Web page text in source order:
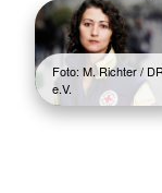
Foto: M. Richter /
e.V.